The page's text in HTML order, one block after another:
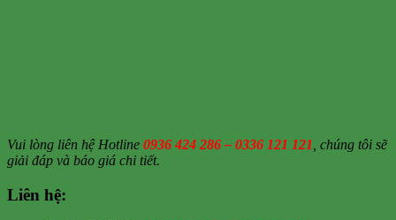
Vui lòng liên hệ Hotline 0936 424 286 – 0336 121 121, chúng tôi sẽ
giải đáp và báo giá chi tiết.
Liên hệ: